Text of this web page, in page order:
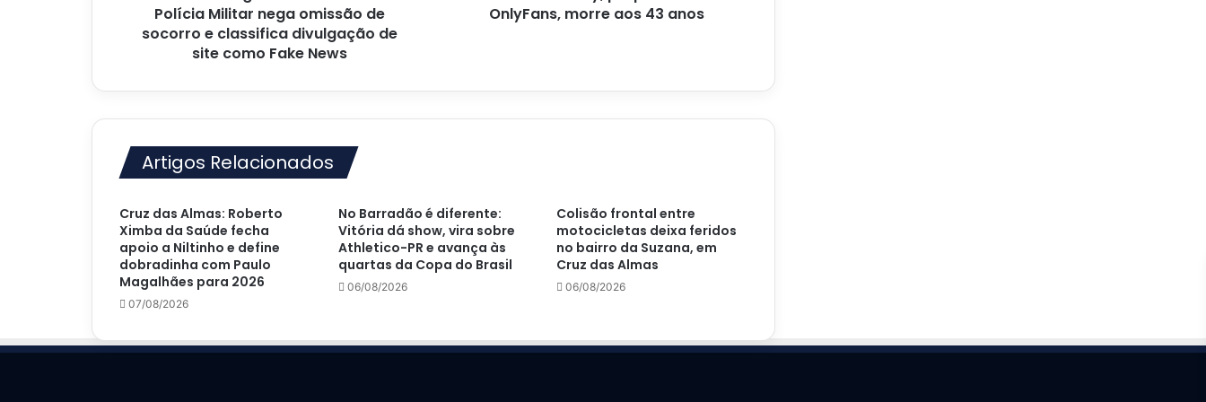
socorro
como
News
Polícia Militar nega omissão de
socorro e classifica divulgação de
site como Fake News
OnlyFans, morre aos 43 anos
Artigos Relacionados
Cruz das Almas: Roberto
Ximba da Saúde fecha
apoio a Niltinho e define
dobradinha com Paulo
Magalhães para 2026
07/08/2026
No Barradão é diferente:
Vitória dá show, vira sobre
Athletico-PR e avança às
quartas da Copa do Brasil
06/08/2026
Colisão frontal entre
motocicletas deixa feridos
no bairro da Suzana, em
Cruz das Almas
06/08/2026